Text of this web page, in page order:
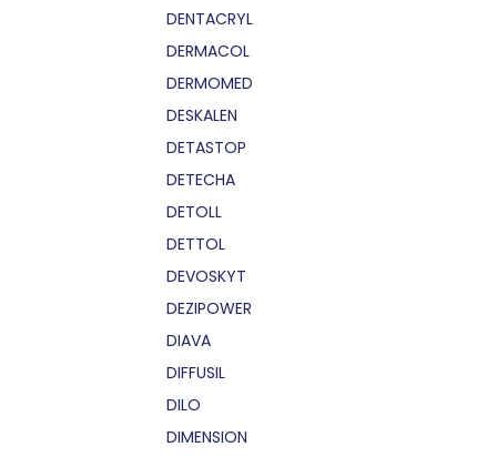
DENTACRYL
DERMACOL
DERMOMED
DESKALEN
DETASTOP
DETECHA
DETOLL
DETTOL
DEVOSKYT
DEZIPOWER
DIAVA
DIFFUSIL
DILO
DIMENSION